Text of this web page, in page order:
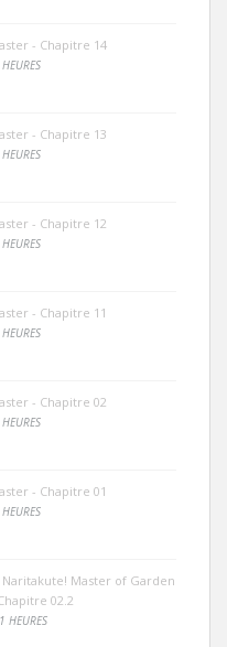
- Chapitre 14
- Chapitre 13
- Chapitre 12
- Chapitre 11
- Chapitre 02
- Chapitre 01
Naritakute! Master of Garden
02.2
HEURES